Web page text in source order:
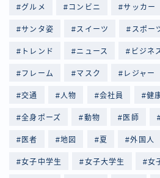
グルメ コンビニ サッカー
サンタ姿 スイーツ スポー
トレンド ニュース ビジネ
フレーム マスク レジャー
交通 人物 会社員 健
全身ポーズ 動物 医師
医者 地図 夏 外国人
女子中学生 女子大学生 女